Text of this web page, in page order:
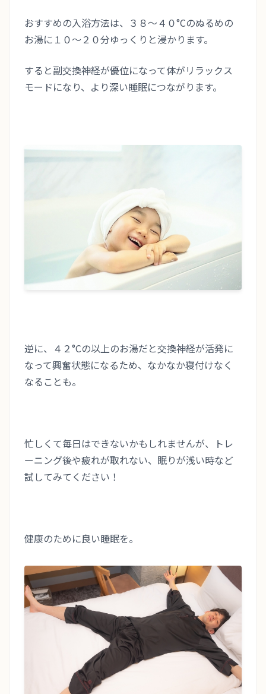
おすすめの入浴方法は、３８〜４０°Cのぬるめの
お湯に１０〜２０分ゆっくりと浸かります。
すると副交換神経が優位になって体がリラックス
モードになり、より深い睡眠につながります。
逆に、４２°Cの以上のお湯だと交換神経が活発に
なって興奮状態になるため、なかなか寝付けなく
なることも。
忙しくて毎日はできないかもしれませんが、トレ
ーニング後や疲れが取れない、眠りが浅い時など
試してみてください！
健康のために良い睡眠を。